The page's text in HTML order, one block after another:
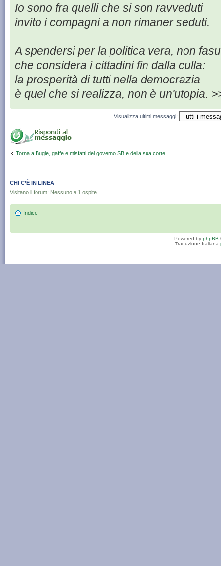
Io sono fra quelli che si son ravveduti
invito i compagni a non rimaner seduti.
A spendersi per la politica vera, non
che considera i cittadini fin dalla culla:
la prosperità di tutti nella democrazia
è quel che si realizza, non è un'utopia.
Visualizza ultimi messaggi:
Torna a Bugie, gaffe e misfatti del governo SB e della sua corte
CHI C’È IN LINEA
Visitano il forum: Nessuno e 1 ospite
Indice
Powered by phpBB
Traduzione Italiana